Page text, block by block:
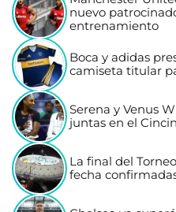
nuevo
entrenamiento
Boca y adidas
camiseta titular
Serena y Venus
juntas en el
La final del
fecha